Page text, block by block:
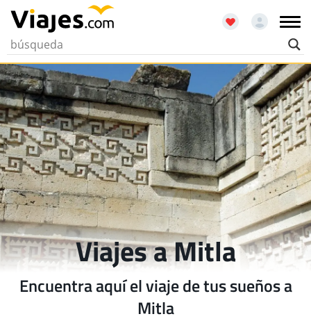
Viajes a Mitla
Encuentra aquí el viaje de tus sueños a
Mitla